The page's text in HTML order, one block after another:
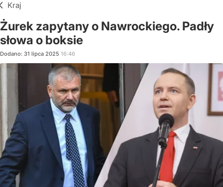
Kraj
Żurek zapytany o Nawrockiego. Padły
słowa o boksie
Dodano: 31 lipca 2025 16:46